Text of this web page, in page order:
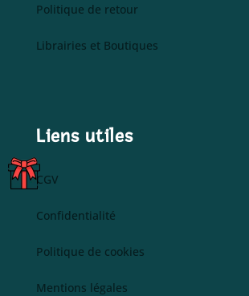
C
A
Politique de retour
Librairies et Boutiques
Liens utiles
CGV
Confidentialité
Politique de cookies
Mentions légales